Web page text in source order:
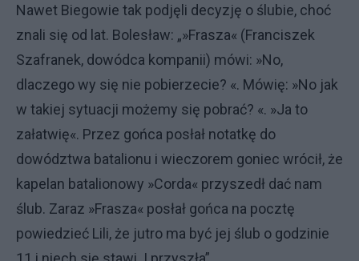
Nawet Biegowie tak podjęli decyzję o ślubie, choć
znali się od lat. Bolesław: „»Frasza« (Franciszek
Szafranek, dowódca kompanii) mówi: »No,
dlaczego wy się nie pobierzecie? «. Mówię: »No jak
w takiej sytuacji możemy się pobrać? «. »Ja to
załatwię«. Przez gońca posłał notatkę do
dowództwa batalionu i wieczorem goniec wrócił, że
kapelan batalionowy »Corda« przyszedł dać nam
ślub. Zaraz »Frasza« posłał gońca na pocztę
powiedzieć Lili, że jutro ma być jej ślub o godzinie